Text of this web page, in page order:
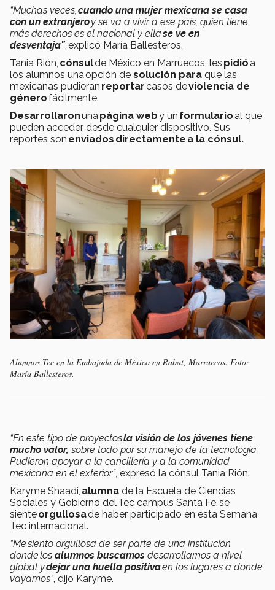
“Muchas veces,cuando una mujer mexicana se casa
con un extranjeroy se va a vivir a ese país, quien tiene
más derechos es el nacional y ellase ve en
desventaja”, explicó María Ballesteros.
Tania Rión, cónsulde México en Marruecos, les pidió a
los alumnos una opción de solución para que las
mexicanas pudieran reportarcasos deviolencia de
génerofácilmente.
Desarrollaronunapágina weby un formulario al que
pueden acceder desde cualquier dispositivo. Sus
reportes son enviados directamente a la cónsul.
Alumnos Tec en la Embajada de México en Rabat, Marruecos. Foto:
María Ballesteros.
“En este tipo de proyectosla visión de los jóvenes tiene
mucho valor,sobre todo por su manejo de la tecnología.
Pudieron apoyar a la cancillería y a la comunidad
mexicana en el exterior”, expresó la cónsul Tania Rión.
Karyme Shaadi, alumna de la Escuela de Ciencias
Sociales y Gobierno del Tec campus Santa Fe, se
sienteorgullosade haber participado en esta Semana
Tec internacional.
“Me siento orgullosa de ser parte de una institución
donde los alumnos buscamos desarrollarnos a nivel
global ydejar una huella positivaen los lugares a donde
vayamos”, dijo Karyme.